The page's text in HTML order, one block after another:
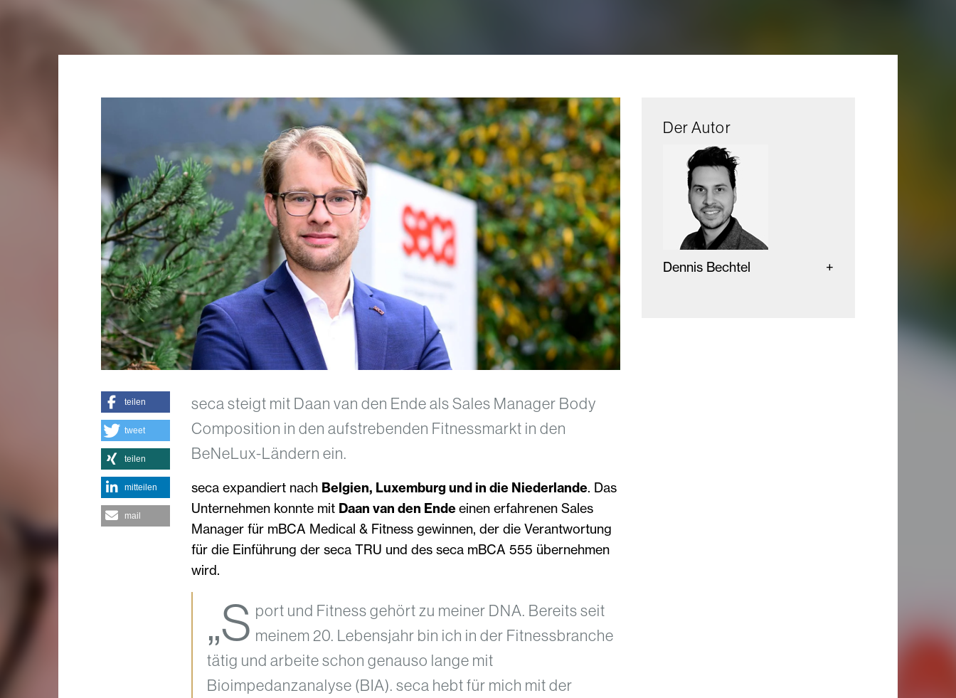
seca steigt mit Daan van den Ende als Sales Manager Body
Composition in den aufstrebenden Fitnessmarkt in den
BeNeLux-Ländern ein.
seca expandiert nach Belgien, Luxemburg und in die Niederlande. Das
Unternehmen konnte mit Daan van den Endeeinen erfahrenen Sales
Manager für mBCA Medical & Fitness gewinnen, der die Verantwortung
für die Einführung der seca TRU und des seca mBCA 555 übernehmen
wird.
„S port und Fitness gehört zu meiner DNA. Bereits seit
meinem 20. Lebensjahr bin ich in der Fitnessbranche
tätig und arbeite schon genauso lange mit
Bioimpedanzanalyse (BIA). seca hebt für mich mit der
teilen
tweet
teilen
mitteilen
mail
Der Autor
Dennis Bechtel